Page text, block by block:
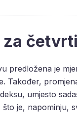
za
predložena je
Također,
umjesto
je, napominju,